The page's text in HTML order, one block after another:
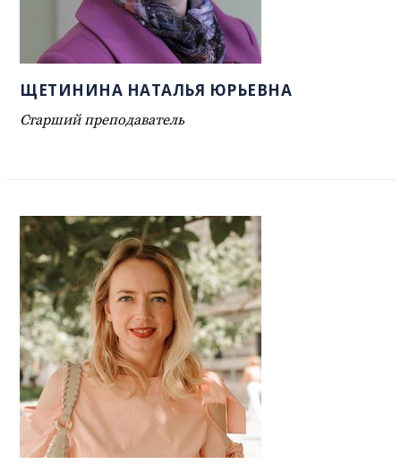
ЩЕТИНИНА НАТАЛЬЯ ЮРЬЕВНА
Старший преподаватель